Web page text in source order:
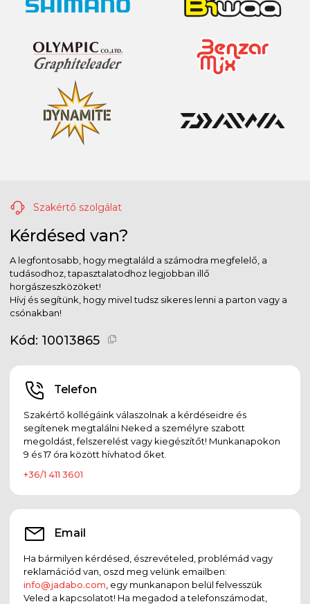
Szakértő szolgálat
Kérdésed van?
A legfontosabb, hogy megtaláld a számodra megfelelő, a
tudásodhoz, tapasztalatodhoz legjobban illő
horgászeszközöket!
Hívj és segítünk, hogy mivel tudsz sikeres lenni a parton vagy a
csónakban!
Kód: 10013865
Telefon
Szakértő kollégáink válaszolnak a kérdéseidre és
segítenek megtalálni Neked a személyre szabott
megoldást, felszerelést vagy kiegészítőt! Munkanapokon
9 és 17 óra között hívhatod őket.
+36/1 411 3601
Email
Ha bármilyen kérdésed, észrevételed, problémád vagy
reklamációd van, oszd meg velünk emailben:
info@jadabo.com , egy munkanapon belül felvesszük
Veled a kapcsolatot! Ha megadod a telefonszámodat,